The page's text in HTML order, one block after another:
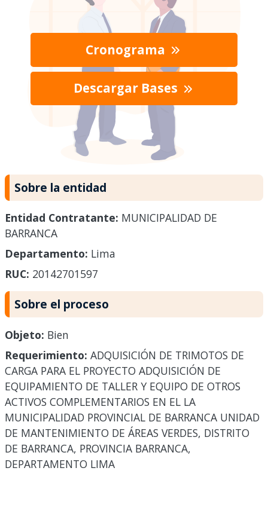
Cronograma
Descargar Bases
Sobre la entidad
Entidad Contratante: MUNICIPALIDAD DE
BARRANCA
Departamento: Lima
RUC: 20142701597
Sobre el proceso
Objeto: Bien
Requerimiento: ADQUISICIÓN DE TRIMOTOS DE
CARGA PARA EL PROYECTO ADQUISICIÓN DE
EQUIPAMIENTO DE TALLER Y EQUIPO DE OTROS
ACTIVOS COMPLEMENTARIOS EN EL LA
MUNICIPALIDAD PROVINCIAL DE BARRANCA UNIDAD
DE MANTENIMIENTO DE ÁREAS VERDES, DISTRITO
DE BARRANCA, PROVINCIA BARRANCA,
DEPARTAMENTO LIMA